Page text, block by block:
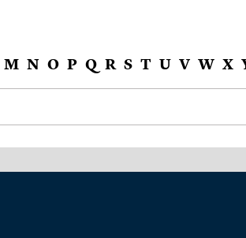
M N O P Q R S T U V W X